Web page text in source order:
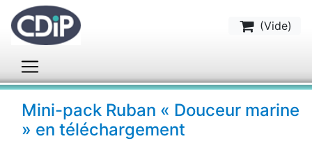
(Vide)
Mini-pack Ruban « Douceur marine
» en téléchargement